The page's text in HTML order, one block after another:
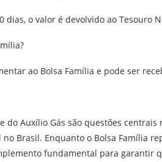
o valor é devolvido ao Tesouro
ao Bolsa Família e pode ser
do Auxílio Gás são questões
Brasil. Enquanto o Bolsa Família
fundamental para garantir